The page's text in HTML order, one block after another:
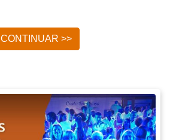
CONTINUAR >>